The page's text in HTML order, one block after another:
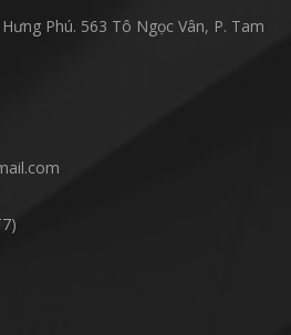
Phú. 563 Tô Ngọc Vân, P. Tam